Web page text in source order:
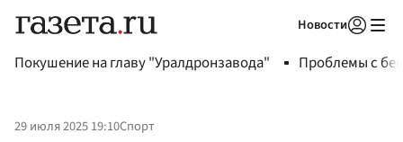
Новости
Покушение на главу "Уралдронзавода" Проблемы с
29 июля 2025 19:10Спорт